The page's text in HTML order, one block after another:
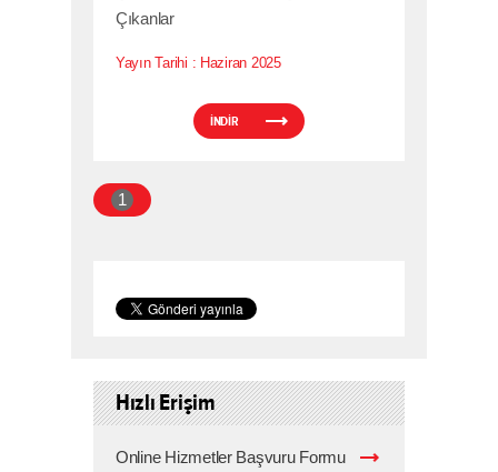
Çıkanlar
Yayın Tarihi : Haziran 2025
İNDİR
1
Hızlı Erişim
Online Hizmetler Başvuru Formu